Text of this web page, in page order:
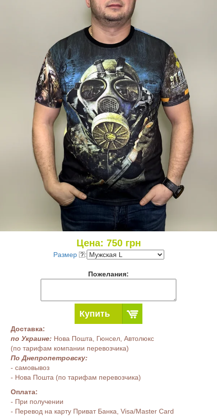
Цена: 750грн
Размер :
Пожелания:
Купить
Доставка:
по Украине: Нова Пошта, Гюнсел, Автолюкс
(по тарифам компании перевозчика)
По Днепропетровску:
- самовывоз
- Нова Пошта (по тарифам перевозчика)
Оплата:
- При получении
- Перевод на карту Приват Банка, Visa/Master Card